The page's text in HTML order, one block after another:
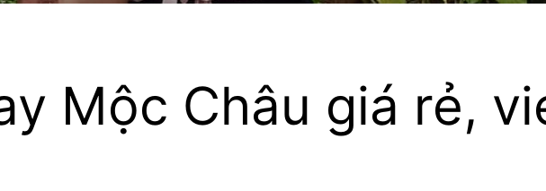
Mộc Châu giá rẻ,